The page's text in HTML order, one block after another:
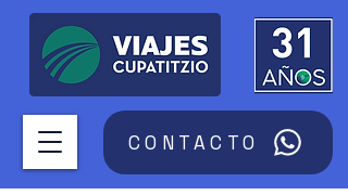
CONTACTO